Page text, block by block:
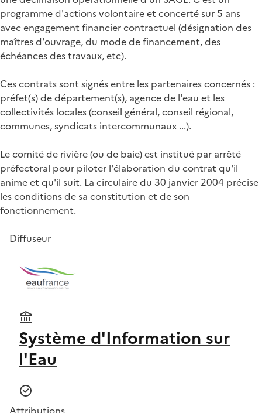
programme d'actions volontaire et concerté sur 5 ans
avec engagement financier contractuel (désignation des
maîtres d'ouvrage, du mode de financement, des
échéances des travaux, etc).
Ces contrats sont signés entre les partenaires concernés :
préfet(s) de département(s), agence de l'eau et les
collectivités locales (conseil général, conseil régional,
communes, syndicats intercommunaux ...).
Le comité de rivière (ou de baie) est institué par arrêté
préfectoral pour piloter l'élaboration du contrat qu'il
anime et qu'il suit. La circulaire du 30 janvier 2004 précise
les conditions de sa constitution et de son
fonctionnement.
Diffuseur
Système d'Information sur
l'Eau